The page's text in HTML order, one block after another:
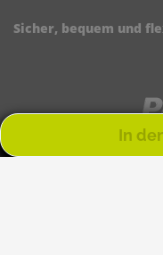
In
Sicher, bequem und